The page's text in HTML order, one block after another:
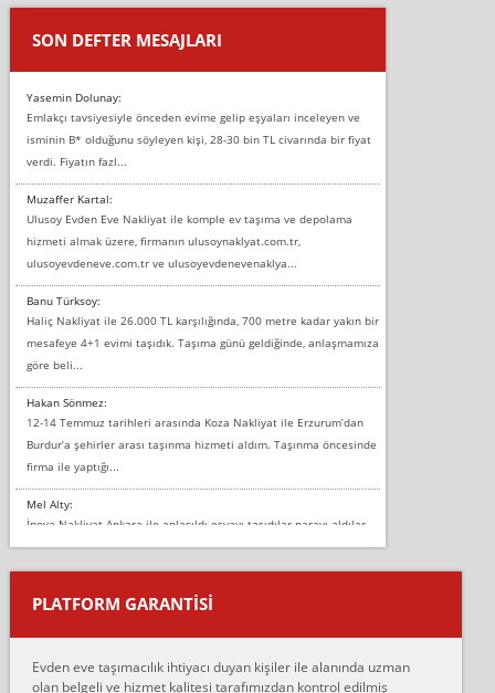
SON DEFTER MESAJLARI
Yasemin Dolunay:
Emlakçı tavsiyesiyle önceden evime gelip eşyaları inceleyen ve
isminin B* olduğunu söyleyen kişi, 28-30 bin TL civarında bir fiyat
verdi. Fiyatın fazl...
Muzaffer Kartal:
Ulusoy Evden Eve Nakliyat ile komple ev taşıma ve depolama
hizmeti almak üzere, firmanın ulusoynaklyat.com.tr,
ulusoyevdeneve.com.tr ve ulusoyevdenevenaklya...
Banu Türksoy:
Haliç Nakliyat ile 26.000 TL karşılığında, 700 metre kadar yakın bir
mesafeye 4+1 evimi taşıdık. Taşıma günü geldiğinde, anlaşmamıza
göre beli...
Hakan Sönmez:
12-14 Temmuz tarihleri arasında Koza Nakliyat ile Erzurum’dan
Burdur’a şehirler arası taşınma hizmeti aldım. Taşınma öncesinde
firma ile yaptığı...
Mel Alty:
İnova Nakliyat Ankara ile anlaşıldı eşyayı taşıdılar parayı aldılar.
Salon duvarına bir baktım birisi boydan alüminyum renkli bantı
yapıştırm...
Murat:
çalıştıklarını, müş...
PLATFORM GARANTİSİ
Evden eve taşımacılık ihtiyacı duyan kişiler ile alanında uzman
olan belgeli ve hizmet kalitesi tarafımızdan kontrol edilmiş